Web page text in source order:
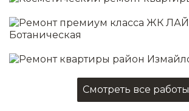
Капитальный
от 4000 руб./м
Все что в косметическом
Смотреть все работы